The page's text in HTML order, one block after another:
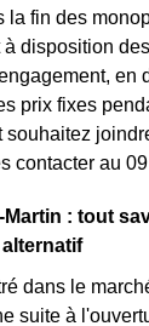
la fin des
à disposition
en
prix fixes
souhaitez
contacter au
Martin : tout
dans le
suite à